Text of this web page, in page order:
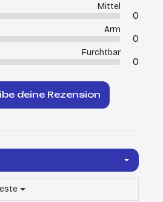
Mittel
0
Arm
0
Furchtbar
0
deine Rezension